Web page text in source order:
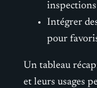
Intégrer
pour
Un tableau
et leurs usages